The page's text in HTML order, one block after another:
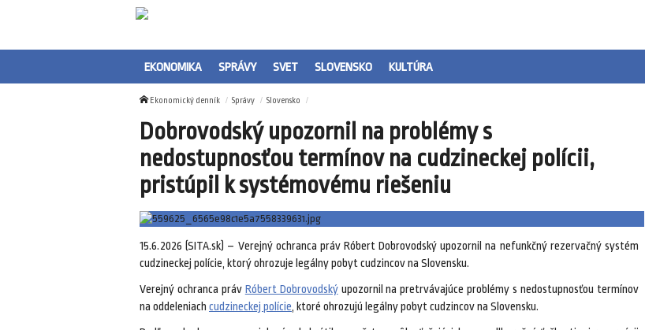
EKONOMIKA SPRÁVY SVET SLOVENSKO KULTÚRA
Ekonomický denník Správy Slovensko
Dobrovodský upozornil na problémy s
nedostupnosťou termínov na cudzineckej polícii,
pristúpil k systémovému riešeniu
15.6.2026 (SITA.sk) – Verejný ochranca práv Róbert Dobrovodský upozornil na nefunkčný rezervačný systém
cudzineckej polície, ktorý ohrozuje legálny pobyt cudzincov na Slovensku.
Verejný ochranca práv Róbert Dobrovodskýupozornil na pretrvávajúce problémy s nedostupnosťou termínov
na oddeleniach cudzineckej polície, ktoré ohrozujú legálny pobyt cudzincov na Slovensku.